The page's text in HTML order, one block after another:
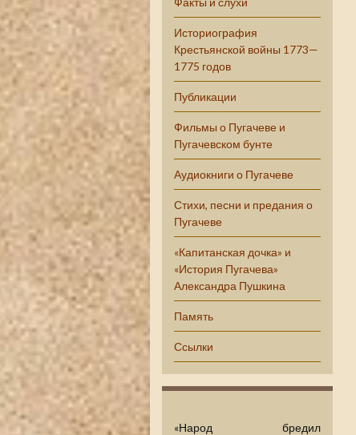
Историография
Крестьянской войны 1773—
1775 годов
Публикации
Фильмы о Пугачеве и
Пугачевском бунте
Аудиокниги о Пугачеве
Стихи, песни и предания о
Пугачеве
«Капитанская дочка» и
«История Пугачева»
Александра Пушкина
Память
Ссылки
«Народ бредил